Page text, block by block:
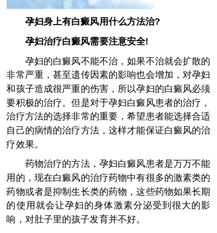
孕妇身上有白癜风用什么方法治?
孕妇治疗白癜风需要注意安全!
孕妇的白癜风不能不治，如果不治就会扩散的
非常严重，甚至遗传因素的影响也会增加，对孕妇
和孩子造成很严重的伤害，所以孕妇的白癜风必须
要积极的治疗。但是对于孕妇白癜风患者的治疗，
治疗方法的选择非常的重要，希望患者能选择合适
自己的病情的治疗方法，这样才能保证白癜风的治
疗效果。
药物治疗的方法，孕妇白癜风患者是万万不能
用的，现在白癜风的治疗药物中有很多的激素类的
药物或者是抑制生长类的药物，这些药物如果长期
的使用就会让孕妇的身体激素分泌受到很大的影
响，对肚子里的孩子发育并不好。